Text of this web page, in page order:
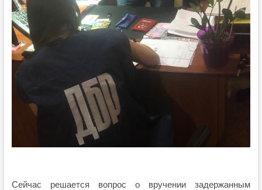
Сейчас решается вопрос о вручении задержанным